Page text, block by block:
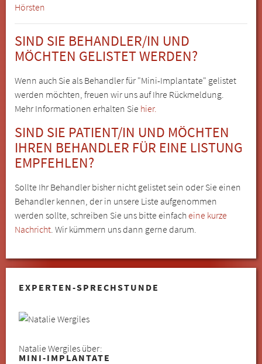
Hörsten
SIND SIE BEHANDLER/IN UND
MÖCHTEN GELISTET WERDEN?
Wenn auch Sie als Behandler für "Mini-Implantate" gelistet
werden möchten, freuen wir uns auf Ihre Rückmeldung.
Mehr Informationen erhalten Sie hier.
SIND SIE PATIENT/IN UND MÖCHTEN
IHREN BEHANDLER FÜR EINE LISTUNG
EMPFEHLEN?
Sollte Ihr Behandler bisher nicht gelistet sein oder Sie einen
Behandler kennen, der in unsere Liste aufgenommen
werden sollte, schreiben Sie uns bitte einfacheine kurze
Nachricht. Wir kümmern uns dann gerne darum.
EXPERTEN-SPRECHSTUNDE
Natalie Wergiles über:
MINI-IMPLANTATE